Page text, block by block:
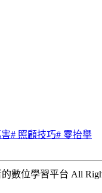
# 照顧技巧# 零抬舉
數位學習平台 All